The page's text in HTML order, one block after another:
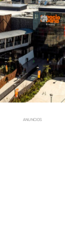
ANUNCIOS